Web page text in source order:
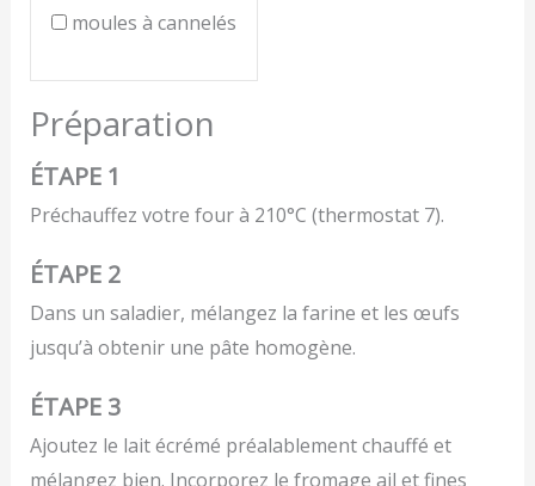
moules à cannelés
Préparation
ÉTAPE 1
Préchauffez votre four à 210°C (thermostat 7).
ÉTAPE 2
Dans un saladier, mélangez la farine et les œufs
jusqu’à obtenir une pâte homogène.
ÉTAPE 3
Ajoutez le lait écrémé préalablement chauffé et
mélangez bien. Incorporez le fromage ail et fines